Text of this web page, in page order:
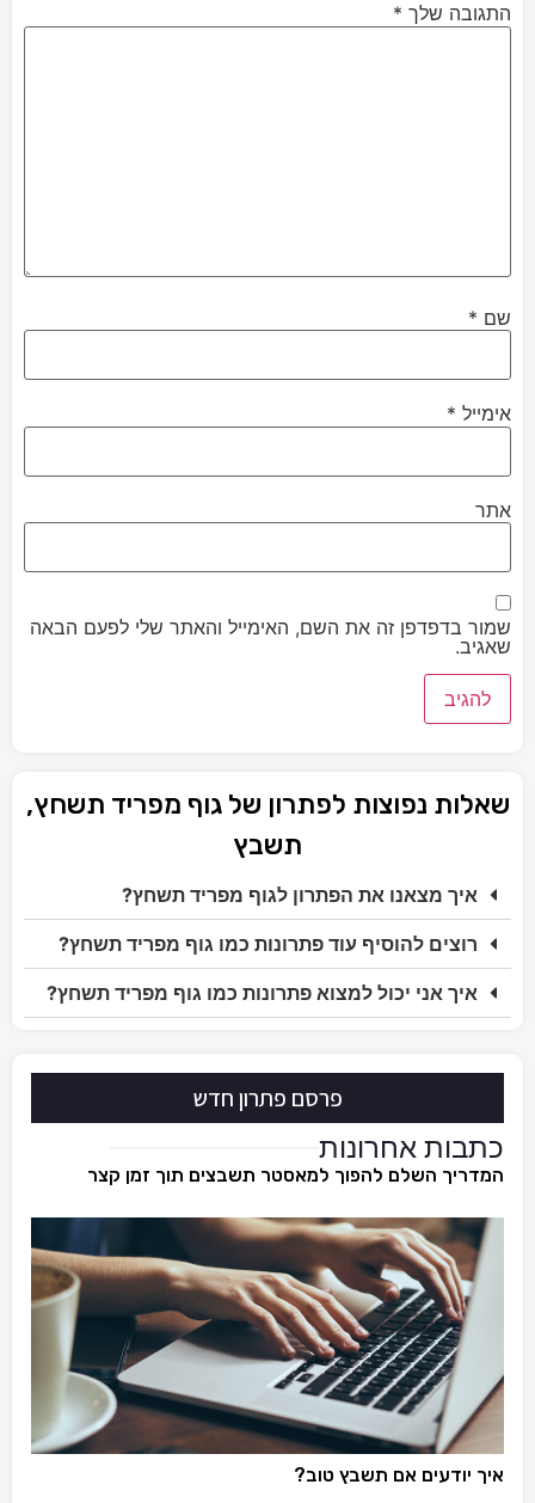
התגובה שלך *
שם *
אימייל *
אתר
שמור בדפדפן זה את השם, האימייל והאתר שלי לפעם הבאה
שאגיב.
שאלות נפוצות לפתרון של גוף מפריד תשחץ,
תשבץ
איך מצאנו את הפתרון לגוף מפריד תשחץ?
רוצים להוסיף עוד פתרונות כמו גוף מפריד תשחץ?
איך אני יכול למצוא פתרונות כמו גוף מפריד תשחץ?
פרסם פתרון חדש
כתבות אחרונות
המדריך השלם להפוך למאסטר תשבצים תוך זמן קצר
איך יודעים אם תשבץ טוב?